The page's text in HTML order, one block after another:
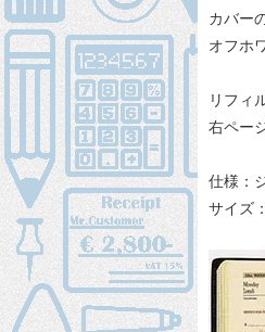
カバー
オフホ
リフィ
右ペー
仕様：
サイズ